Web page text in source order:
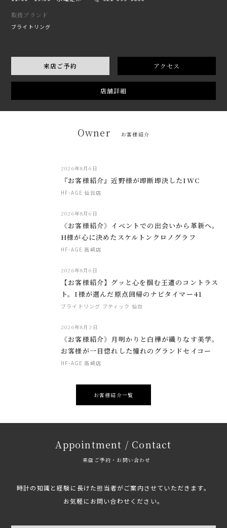
取扱ブランド
ブライトリング
来店ご予約 アクセス
店舗詳細
Owner お客様紹介
2026年8月6日
『お客様紹介』近野様が即断即決したIWC
HF-AGE 仙台店
2026年8月6日
《お客様紹介》イベントでの出会いから革新へ。
H様が心に決めたスケルトンクロノグラフ
HF-AGE 高崎店
2026年8月6日
【お客様紹介】グッと心を掴む王道のコントラス
ト。I様が選んだ原点回帰のナビタイマー41
ブライトリング ブティック 仙台
2026年8月3日
《お客様紹介》月明かりと白樺が織りなす美学。
お客様が一目惚れした憧れのグランドセイコー
HF-AGE 高崎店
お客様紹介一覧
Appointment / Contact
来店ご予約・お問い合わせ
時計の知識と経験に長けた担当者がご案内させていただきます。
お気軽にお問い合わせください。